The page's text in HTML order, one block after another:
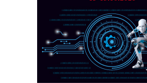
AUKOM: Svetski standard
dostupan u Srbiji
MOTOMAN – NEXT-
veštačkom inteligencijom
I.SAFE MOBILE
industrijsku automatizaciju
pionirskimmobile operator